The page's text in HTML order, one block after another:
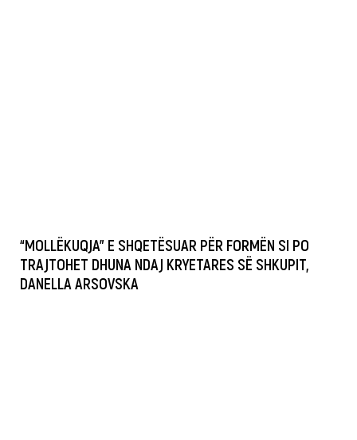
“MOLLËKUQJA” E SHQETËSUAR PËR FORMËN SI PO
TRAJTOHET DHUNA NDAJ KRYETARES SË SHKUPIT,
DANELLA ARSOVSKA